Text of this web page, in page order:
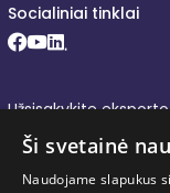
Socialiniai tinklai
Facebook
Youtube
LinkedIn
Užsisakykite
Ši svetainė
Naudojame slapukus